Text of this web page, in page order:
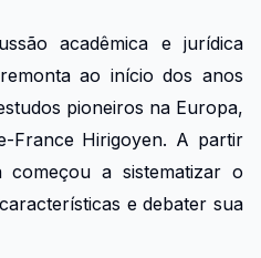
acadêmica e jurídica
ao início dos anos
pioneiros na Europa,
France Hirigoyen. A partir
a sistematizar o
e debater sua